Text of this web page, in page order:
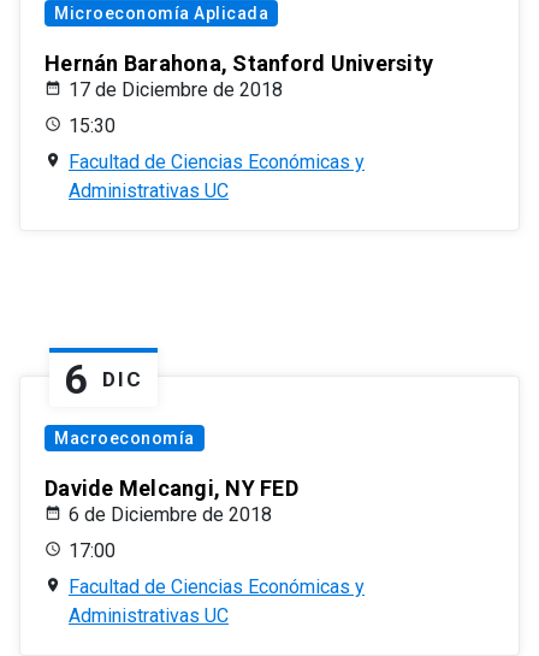
Microeconomía Aplicada
Hernán Barahona, Stanford University
17 de Diciembre de 2018
15:30
Facultad de Ciencias Económicas y
Administrativas UC
6 DIC
Macroeconomía
Davide Melcangi, NY FED
6 de Diciembre de 2018
17:00
Facultad de Ciencias Económicas y
Administrativas UC